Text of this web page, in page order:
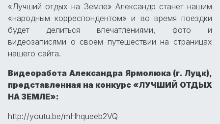
«Лучший отдых на Земле» Александр станет нашим
«народным корреспондентом» и во время поездки
будет делиться впечатлениями, фото и
видеозаписями о своем путешествии на страницах
нашего сайта.
Видеоработа Александра Ярмолюка (г. Луцк),
представленная на конкурс «ЛУЧШИЙ ОТДЫХ
НА ЗЕМЛЕ»:
http://youtu.be/mHhqueeb2VQ